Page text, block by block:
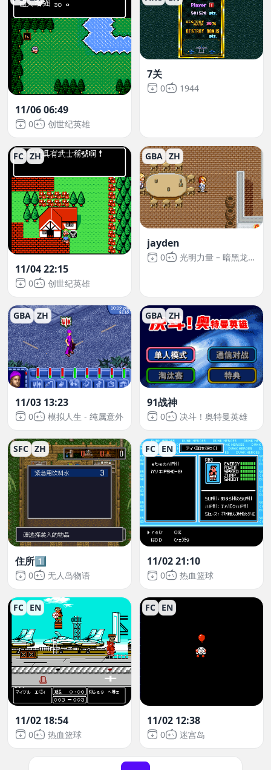
11/06 06:49
0 创世纪英雄
7关
0 1944
FC ZH
11/04 22:15
0 创世纪英雄
GBA ZH
jayden
0 光明力量 – 暗黑龙的复活
GBA ZH
11/03 13:23
0 模拟人生 - 纯属意外
GBA ZH
91战神
0 决斗！奥特曼英雄
SFC ZH
住所1️⃣
0 无人岛物语
FC EN
11/02 21:10
0 热血篮球
FC EN
11/02 18:54
0 热血篮球
FC EN
11/02 12:38
0 迷宫岛